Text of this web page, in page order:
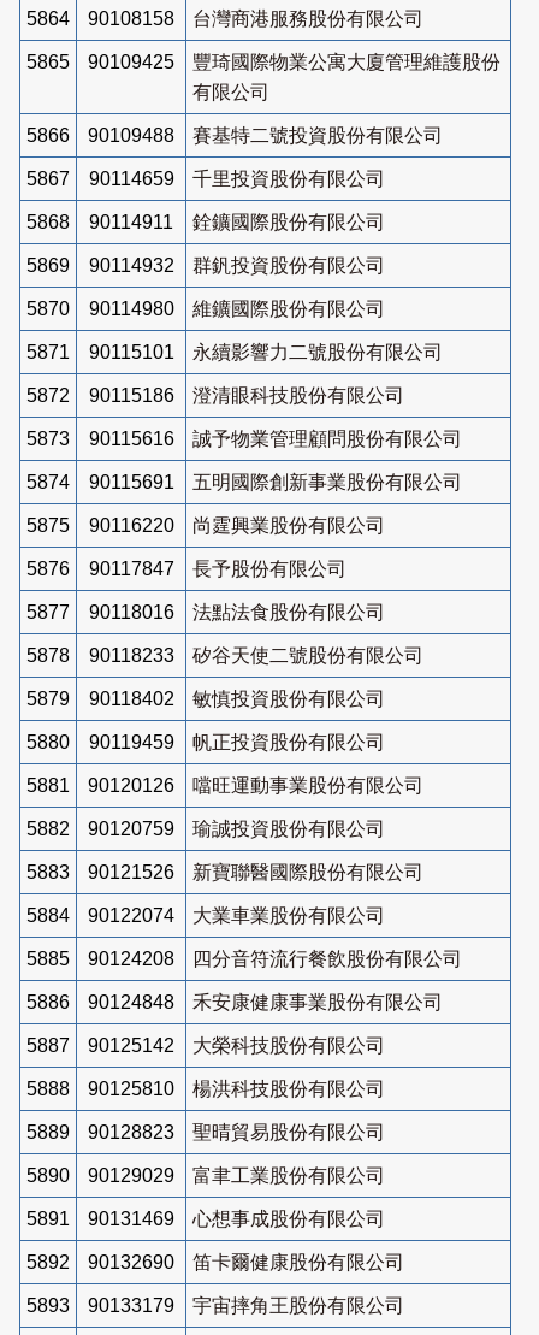
5864 90108158 台灣商港服務股份有限公司
5865 90109425
豐琦國際物業公寓大廈管理維護股份
有限公司
5866 90109488 賽基特二號投資股份有限公司
5867 90114659 千里投資股份有限公司
5868 90114911 銓鑛國際股份有限公司
5869 90114932 群釩投資股份有限公司
5870 90114980 維鑛國際股份有限公司
5871 90115101 永續影響力二號股份有限公司
5872 90115186 澄清眼科技股份有限公司
5873 90115616 誠予物業管理顧問股份有限公司
5874 90115691 五明國際創新事業股份有限公司
5875 90116220 尚霆興業股份有限公司
5876 90117847 長予股份有限公司
5877 90118016 法點法食股份有限公司
5878 90118233 矽谷天使二號股份有限公司
5879 90118402 敏慎投資股份有限公司
5880 90119459 帆正投資股份有限公司
5881 90120126 噹旺運動事業股份有限公司
5882 90120759 瑜誠投資股份有限公司
5883 90121526 新寶聯醫國際股份有限公司
5884 90122074 大業車業股份有限公司
5885 90124208 四分音符流行餐飲股份有限公司
5886 90124848 禾安康健康事業股份有限公司
5887 90125142 大榮科技股份有限公司
5888 90125810 楊洪科技股份有限公司
5889 90128823 聖晴貿易股份有限公司
5890 90129029 富聿工業股份有限公司
5891 90131469 心想事成股份有限公司
5892 90132690 笛卡爾健康股份有限公司
5893 90133179 宇宙摔角王股份有限公司